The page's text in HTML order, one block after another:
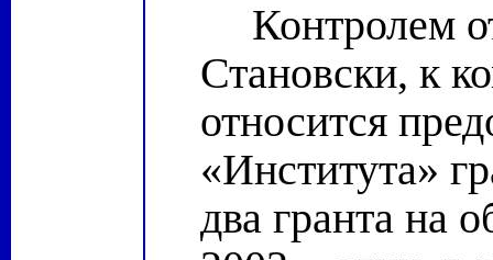
Контролем
Становски, к
относится
«Института»
два гранта на